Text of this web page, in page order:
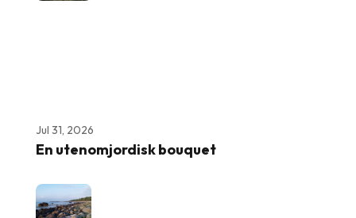
Jul 31, 2026
En utenomjordisk bouquet